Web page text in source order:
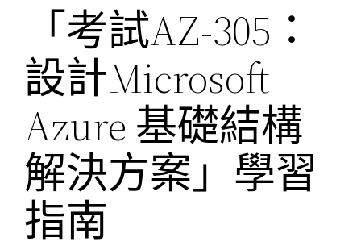
「考試AZ-305：
設計Microsoft
Azure 基礎結構
解決方案」學習
指南